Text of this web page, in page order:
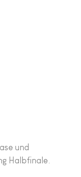
und
Halbfinale.